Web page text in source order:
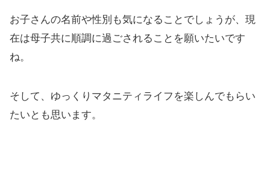
お子さんの名前や性別も気になることでしょうが、現
在は母子共に順調に過ごされることを願いたいです
ね。
そして、ゆっくりマタニティライフを楽しんでもらい
たいとも思います。